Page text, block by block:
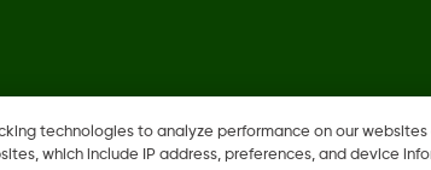
technologies to analyze performance on our
which include IP address, preferences, and device